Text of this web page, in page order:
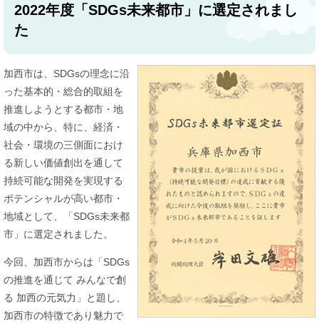
2022年度「SDGs未来都市」に選定されまし
た
加西市は、SDGsの理念に沿
った基本的・総合的取組を
推進しようとする都市・地
域の中から、特に、経済・
社会・環境の三側面におけ
る新しい価値創出を通して
持続可能な開発を実現する
ポテンシャルが高い都市・
地域として、「SDGs未来都
市」に選定されました。
今回、加西市からは「SDGs
の推進を通じて みんなで創
る 加西の元気力」と題し、
加西市の特徴であり魅力で